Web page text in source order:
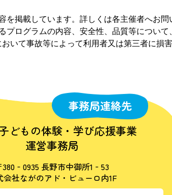
を掲載しています。詳しくは各主催者へお問
プログラムの内容、安全性、品質等につい
いて事故等によって利用者又は第三者に損
事務局連絡先
どもの体験・学び応援事業
運営事務局
380‐0935 長野市中御所1‐53
会社ながのアド・ビューロ内1F